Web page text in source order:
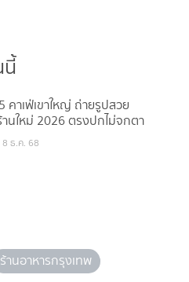
คาเฟ่เขาใหญ่ ถ่ายรูปสวย
นใหม่ 2026 ตรงปกไม่จกตา
8 ธ.ค. 68
ร้านอาหารกรุงเทพ